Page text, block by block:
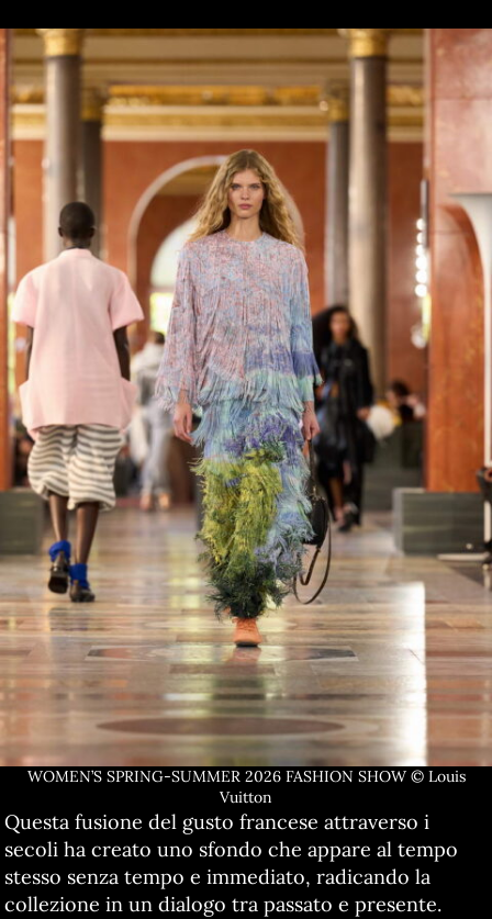
WOMEN’S SPRING-SUMMER 2026 FASHION SHOW © Louis
Vuitton
Questa fusione del gusto francese attraverso i
secoli ha creato uno sfondo che appare al tempo
stesso senza tempo e immediato, radicando la
collezione in un dialogo tra passato e presente.